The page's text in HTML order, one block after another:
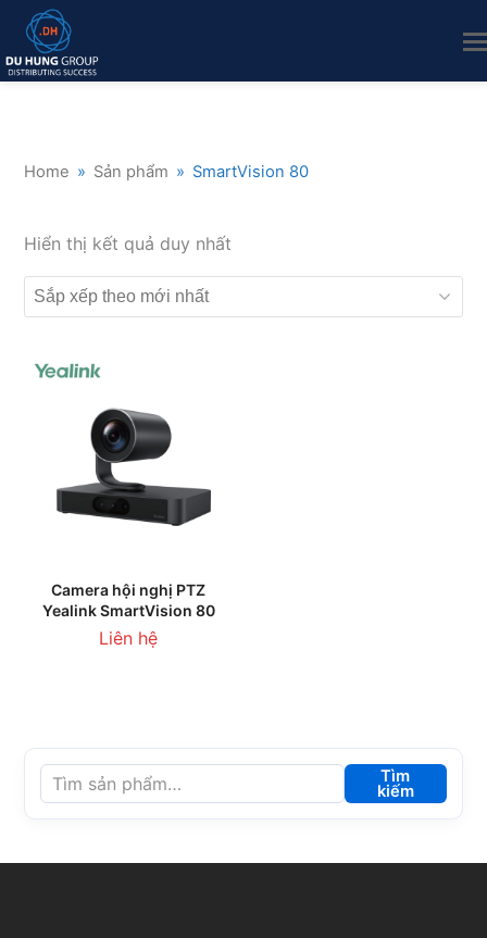
Home » Sản phẩm » SmartVision 80
Hiển thị kết quả duy nhất
Camera hội nghị PTZ
Yealink SmartVision 80
Liên hệ
Tìm
kiếm